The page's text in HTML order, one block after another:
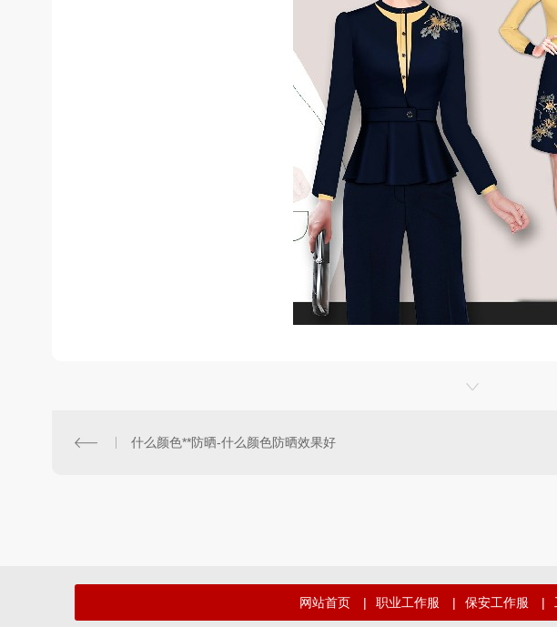
什么颜色**防晒-什么颜色防晒效果好
网站首页 | 职业工作服 | 保安工作服 |